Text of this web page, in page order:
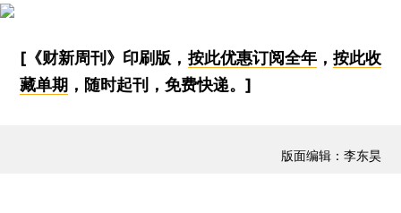
[《财新周刊》印刷版， 按此优惠订阅全年， 按此收
藏单期 ，随时起刊，免费快递。]
版面编辑：李东昊